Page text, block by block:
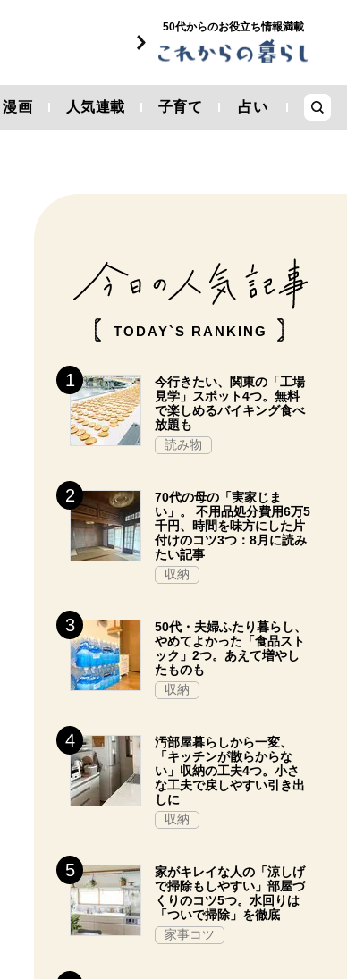
50代からのお役立ち情報満載
漫画 人気連載 子育て 占い
TODAY`S RANKING
今行きたい、関東の「工場
見学」スポット4つ。無料
で楽しめるバイキング食べ
放題も
読み物
70代の母の「実家じま
い」。 不用品処分費用6万5
千円、時間を味方にした片
付けのコツ3つ：8月に読み
たい記事
収納
50代・夫婦ふたり暮らし、
やめてよかった「食品スト
ック」2つ。あえて増やし
たものも
収納
汚部屋暮らしから一変、
「キッチンが散らからな
い」収納の工夫4つ。小さ
な工夫で戻しやすい引き出
しに
収納
家がキレイな人の「涼しげ
で掃除もしやすい」部屋づ
くりのコツ5つ。水回りは
「ついで掃除」を徹底
家事コツ